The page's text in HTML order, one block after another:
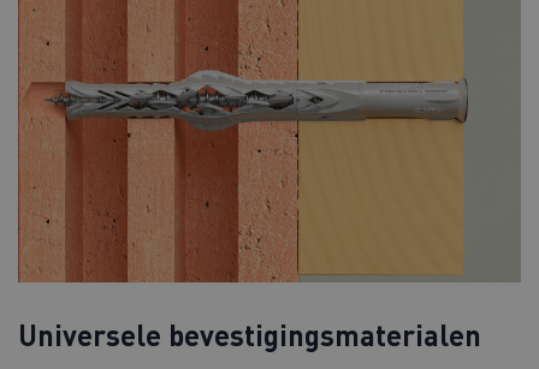
Universele bevestigingsmaterialen